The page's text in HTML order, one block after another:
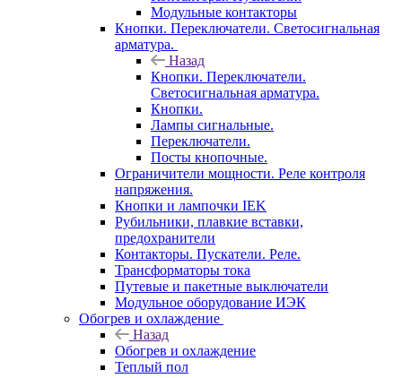
Модульные контакторы
Кнопки. Переключатели. Светосигнальная
арматура.
Назад
Кнопки. Переключатели.
Светосигнальная арматура.
Кнопки.
Лампы сигнальные.
Переключатели.
Посты кнопочные.
Ограничители мощности. Реле контроля
напряжения.
Кнопки и лампочки IEK
Рубильники, плавкие вставки,
предохранители
Контакторы. Пускатели. Реле.
Трансформаторы тока
Путевые и пакетные выключатели
Модульное оборудование ИЭК
Обогрев и охлаждение
Назад
Обогрев и охлаждение
Теплый пол